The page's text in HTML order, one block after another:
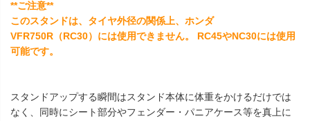
**ご注意**
このスタンドは、タイヤ外径の関係上、ホンダ
VFR750R（RC30）には使用できません。 RC45やNC30には使用
可能です。
スタンドアップする瞬間はスタンド本体に体重をかけるだけでは
なく、同時にシート部分やフェンダー・パニアケース等を真上に